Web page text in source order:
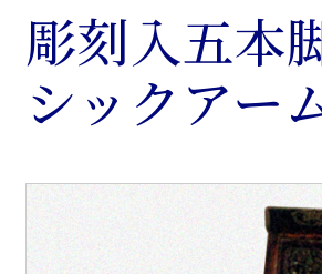
彫刻入五本
シックアー